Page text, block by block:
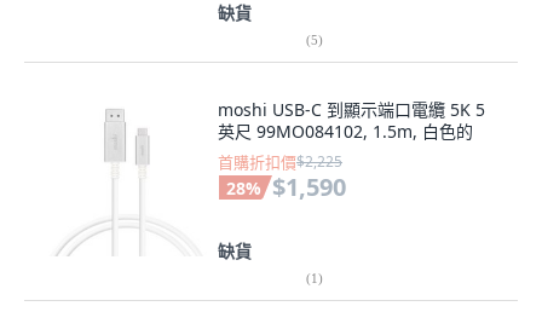
缺貨
(5)
moshi USB-C 到顯示端口電纜 5K 5
英尺 99MO084102, 1.5m, 白色的
首購折扣價$2,225
28% $1,590
缺貨
(1)